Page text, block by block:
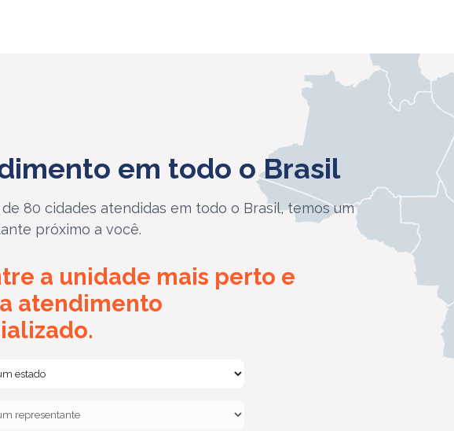
em todo o Brasil
de 80 cidades atendidas em todo o Brasil, temos um
próximo a você.
a unidade mais perto e
atendimento